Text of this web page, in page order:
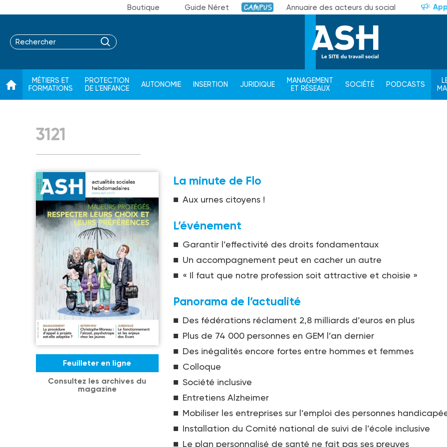
Boutique Guide Néret Campus Annuaire des acteurs du social
MÉTIERS ET
FORMATIONS
PROTECTION
DE L'ENFANCE
AUTONOMIE INSERTION JURIDIQUE
MANAGEMENT
ET RÉSEAUX
SOCIÉTÉ PODCASTS
3121
Feuilleter en ligne
Consultez les archives du
magazine
La minute de Flo
Aux urnes citoyens !
L’événement
Garantir l’effectivité des droits fondamentaux
Un accompagnement peut en cacher un autre
« Il faut que notre profession soit attractive et choisie »
Panorama de l’actualité
Des fédérations réclament 2,8 milliards d’euros en plus
Plus de 74 000 personnes en GEM l’an dernier
Des inégalités encore fortes entre hommes et femmes
Colloque
Société inclusive
Entretiens Alzheimer
Mobiliser les entreprises sur l’emploi des personnes
Installation du Comité national de suivi de l’école inclusive
Le plan personnalisé de santé ne fait pas ses preuves